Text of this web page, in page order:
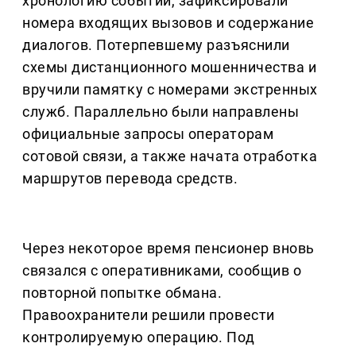
номера входящих вызовов и содержание
диалогов. Потерпевшему разъяснили
схемы дистанционного мошенничества и
вручили памятку с номерами экстренных
служб. Параллельно были направлены
официальные запросы операторам
сотовой связи, а также начата отработка
маршрутов перевода средств.
Через некоторое время пенсионер вновь
связался с оперативниками, сообщив о
повторной попытке обмана.
Правоохранители решили провести
контролируемую операцию. Под